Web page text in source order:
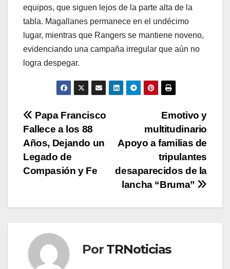
equipos, que siguen lejos de la parte alta de la
tabla. Magallanes permanece en el undécimo
lugar, mientras que Rangers se mantiene noveno,
evidenciando una campaña irregular que aún no
logra despegar.
Navegación
de
entradas
Emotivo y
multitudinario
Apoyo a familias de
tripulantes
desaparecidos de la
lancha “Bruma”
Papa Francisco
Fallece a los 88
Años, Dejando un
Legado de
Compasión y Fe
Por TRNoticias